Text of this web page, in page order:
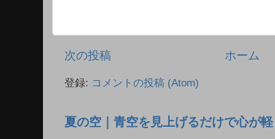
次の投稿 ホーム
登録: コメントの投稿 (Atom)
夏の空｜青空を見上げるだけで心が